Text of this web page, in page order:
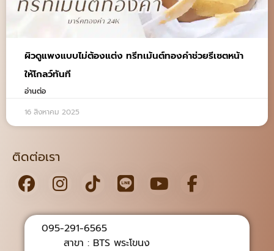
ผิวดูแพงแบบไม่ต้องแต่ง ทรีทเม้นต์ทองคำช่วยรีเซตหน้า
ให้โกลว์ทันที
อ่านต่อ
16 สิงหาคม 2025
ติดต่อเรา
095-291-6565
สาขา : BTS พระโขนง